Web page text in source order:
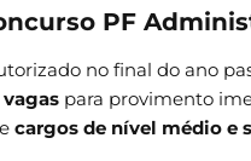
PF
no final do ano
vagas para provimento
cargos de nível médio e